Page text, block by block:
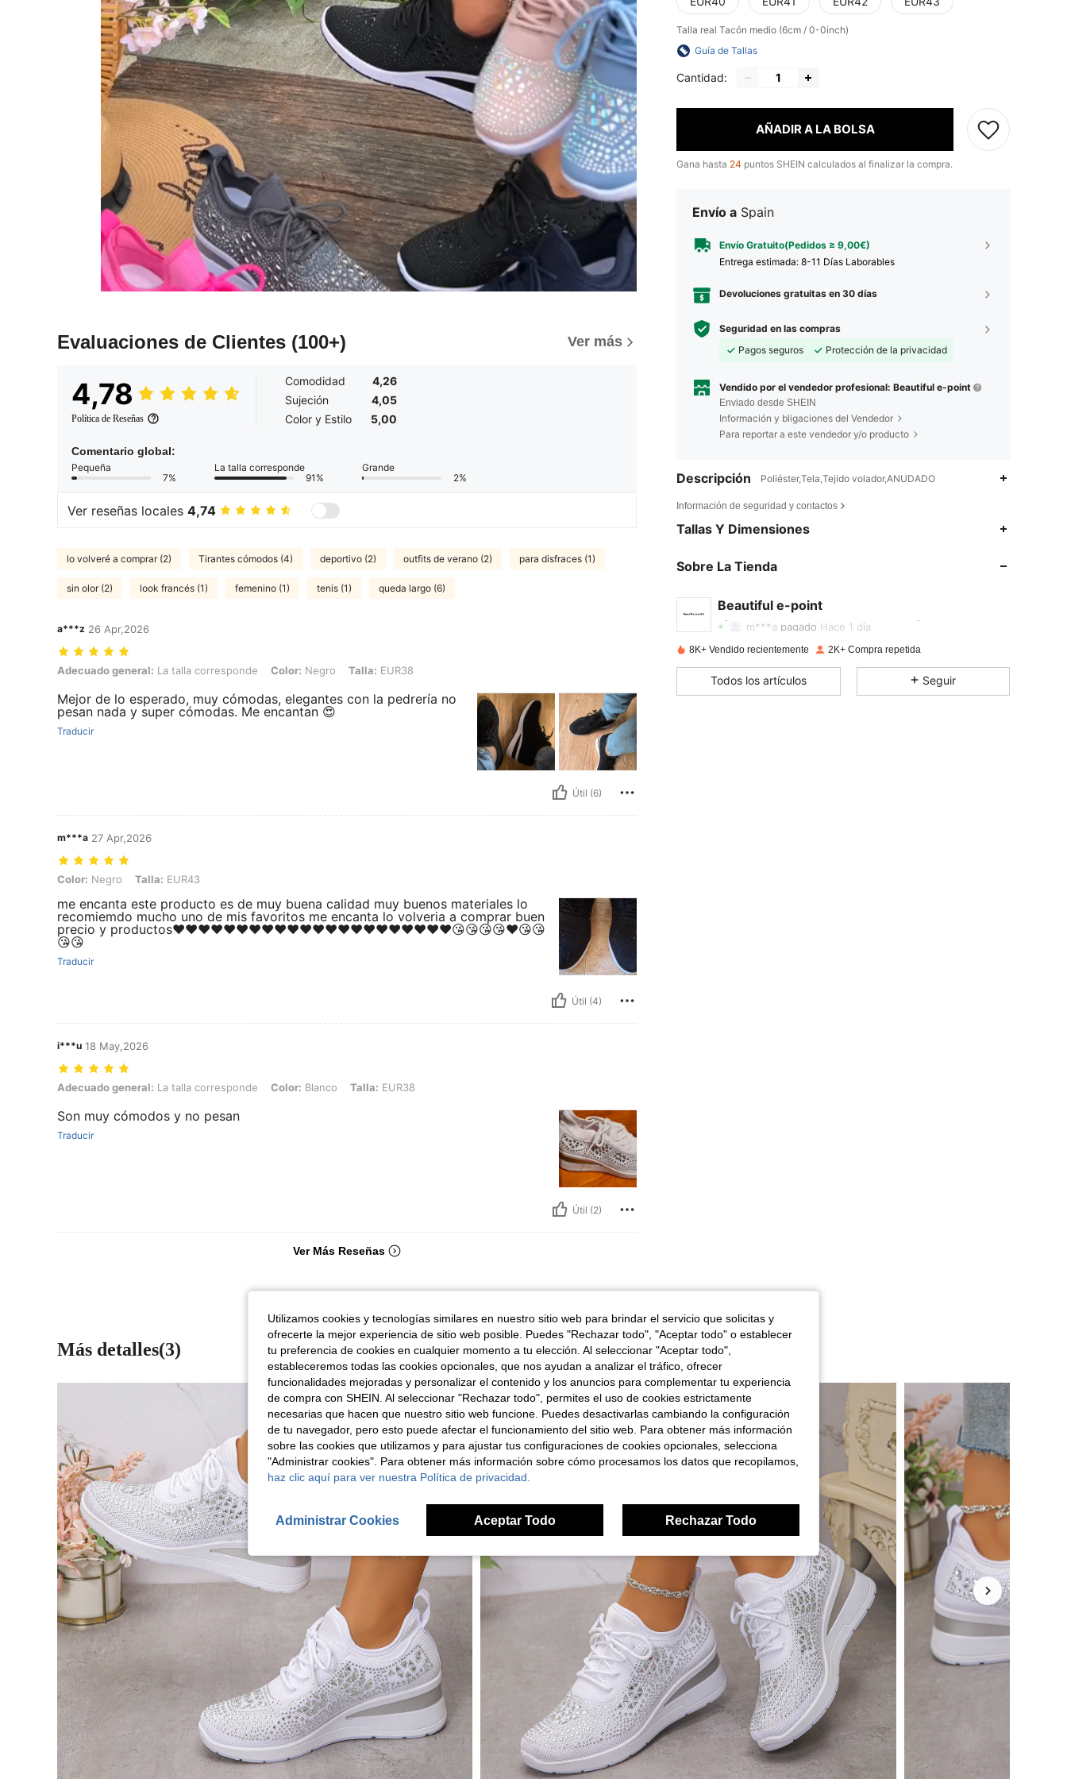
Evaluaciones de Clientes (100+) Ver más
4,78
Política de Reseñas
Comodidad
4,26
Sujeción
4,05
Color y Estilo
5,00
Comentario global:
Pequeña
7%
La talla corresponde
91%
Grande
2%
Ver reseñas locales 4,74
lo volveré a comprar (2) Tirantes cómodos (4) deportivo (2) outfits de verano (2) para disfraces (1)
sin olor (2) look francés (1) femenino (1) tenis (1) queda largo (6)
a***z 26 Apr,2026
Adecuado general: La talla corresponde, Color: Negro, Talla: EUR38
Adecuado general: La talla corresponde Color: Negro Talla: EUR38
Mejor de lo esperado, muy cómodas, elegantes con la pedrería no
pesan nada y super cómodas. Me encantan 😍
Traducir
Útil (6)
m***a 27 Apr,2026
Color: Negro, Talla: EUR43
Color: Negro Talla: EUR43
me encanta este producto es de muy buena calidad muy buenos materiales lo
recomiemdo mucho uno de mis favoritos me encanta lo volveria a comprar buen
precio y productos❤️❤️❤️❤️❤️❤️❤️❤️❤️❤️❤️❤️❤️❤️❤️❤️❤️❤️❤️❤️❤️❤️😘😘😘😘❤️😘😘
😘😘
Traducir
Útil (4)
i***u 18 May,2026
Adecuado general: La talla corresponde, Color: Blanco, Talla: EUR38
Adecuado general: La talla corresponde Color: Blanco Talla: EUR38
Son muy cómodos y no pesan
Traducir
Útil (2)
Ver Más Reseñas
Talla real Tacón medio (6cm / 0-0inch)
Guía de Tallas
Cantidad:
AÑADIR A LA BOLSA
Gana hasta 24 puntos SHEIN calculados al finalizar la compra.
Envío a Spain
Envío Gratuito(Pedidos ≥ 9,00€)
Entrega estimada: 8-11 Días Laborables
Devoluciones gratuitas en 30 días
Seguridad en las compras
Pagos seguros
Protección de la privacidad
Vendido por el vendedor profesional: Beautiful e-point
Enviado desde SHEIN
Información y bligaciones del Vendedor
Para reportar a este vendedor y/o producto
Descripción Poliéster,Tela,Tejido volador,ANUDADO
Información de seguridad y contactos
Tallas Y Dimensiones
Sobre La Tienda
Beautiful e-point
4,88
4,88 13
m***a pagado Hace 1 día
8K+ Vendido recientemente 2K+ Compra repetida
Todos los artículos Seguir
Más detalles(3)
Utilizamos cookies y tecnologías similares en nuestro sitio web para brindar el servicio que solicitas y
ofrecerte la mejor experiencia de sitio web posible. Puedes "Rechazar todo", "Aceptar todo" o establecer
tu preferencia de cookies en cualquier momento a tu elección. Al seleccionar "Aceptar todo",
estableceremos todas las cookies opcionales, que nos ayudan a analizar el tráfico, ofrecer
funcionalidades mejoradas y personalizar el contenido y los anuncios para complementar tu experiencia
de compra con SHEIN. Al seleccionar "Rechazar todo", permites el uso de cookies estrictamente
necesarias que hacen que nuestro sitio web funcione. Puedes desactivarlas cambiando la configuración
de tu navegador, pero esto puede afectar el funcionamiento del sitio web. Para obtener más información
sobre las cookies que utilizamos y para ajustar tus configuraciones de cookies opcionales, selecciona
"Administrar cookies". Para obtener más información sobre cómo procesamos los datos que recopilamos,
haz clic aquí para ver nuestra Política de privacidad.
Administrar Cookies Aceptar Todo Rechazar Todo